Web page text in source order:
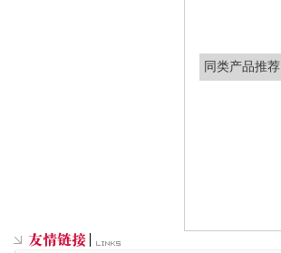
同类产品推荐